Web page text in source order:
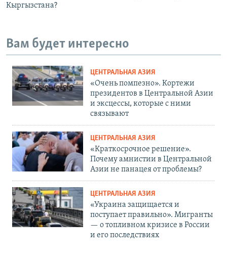
Кыргызстана?
Вам будет интересно
ЦЕНТРАЛЬНАЯ АЗИЯ
«Очень помпезно». Кортежи
президентов в Центральной Азии
и эксцессы, которые с ними
связывают
ЦЕНТРАЛЬНАЯ АЗИЯ
«Краткосрочное решение».
Почему амнистии в Центральной
Азии не панацея от проблемы?
ЦЕНТРАЛЬНАЯ АЗИЯ
«Украина защищается и
поступает правильно». Мигранты
— о топливном кризисе в России
и его последствиях